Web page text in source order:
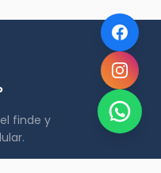
finde y